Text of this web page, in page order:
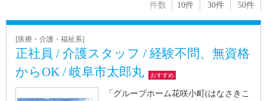
件数
10件 30件 50件
[医療・介護・福祉系]
正社員 / 介護スタッフ / 経験不問、無資格
からOK / 岐阜市太郎丸
おすすめ
「グループホーム花咲小町(はなさきこ